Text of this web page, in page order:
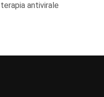
antivirale